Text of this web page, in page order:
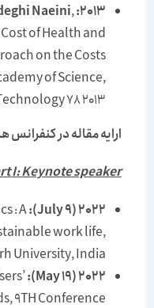
2013:
Sadeghi Naeini,
Cost of Health and
on the Costs
Academy of Science,
Technology 78 2013
ارایه مقاله در کنفرانس های
Part I: Keynote speaker
2022 (9 July):
: A
sustainable work life,
University, India.
2022 (19 May):
of Users’
9THConference